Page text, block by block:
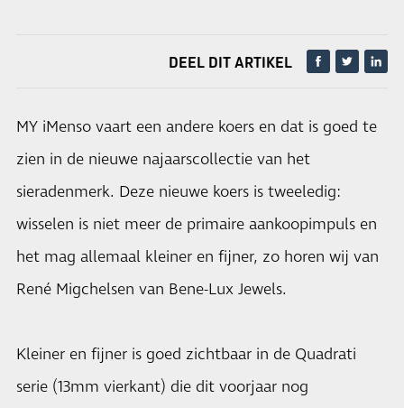
DEEL DIT ARTIKEL
MY iMenso vaart een andere koers en dat is goed te
zien in de nieuwe najaarscollectie van het
sieradenmerk. Deze nieuwe koers is tweeledig:
wisselen is niet meer de primaire aankoopimpuls en
het mag allemaal kleiner en fijner, zo horen wij van
René Migchelsen van Bene-Lux Jewels.
Kleiner en fijner is goed zichtbaar in de Quadrati
serie (13mm vierkant) die dit voorjaar nog